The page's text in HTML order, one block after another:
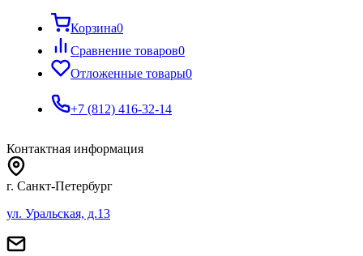
Корзина0
Сравнение товаров0
Отложенные товары0
+7 (812) 416-32-14
Контактная информация
г. Санкт-Петербург
ул. Уральская, д.13